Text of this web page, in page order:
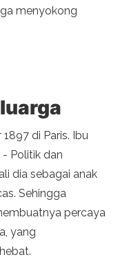
menyokong
di Paris. Ibu
Politik dan
dia sebagai anak
Sehingga
percaya
yang